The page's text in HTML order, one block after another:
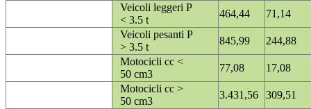
Veicoli leggeri P
< 3.5 t
464,44
71,14
Veicoli pesanti P
> 3.5 t
845,99
244,88
Motocicli cc <
50 cm3
77,08
17,08
Motocicli cc >
50 cm3
3.431,56
309,51